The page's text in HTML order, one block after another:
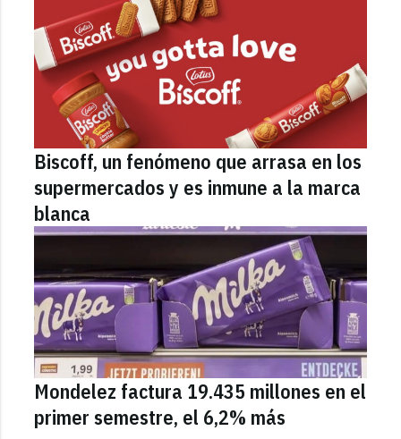
Biscoff, un fenómeno que arrasa en los
supermercados y es inmune a la marca
blanca
Mondelez factura 19.435 millones en el
primer semestre, el 6,2% más